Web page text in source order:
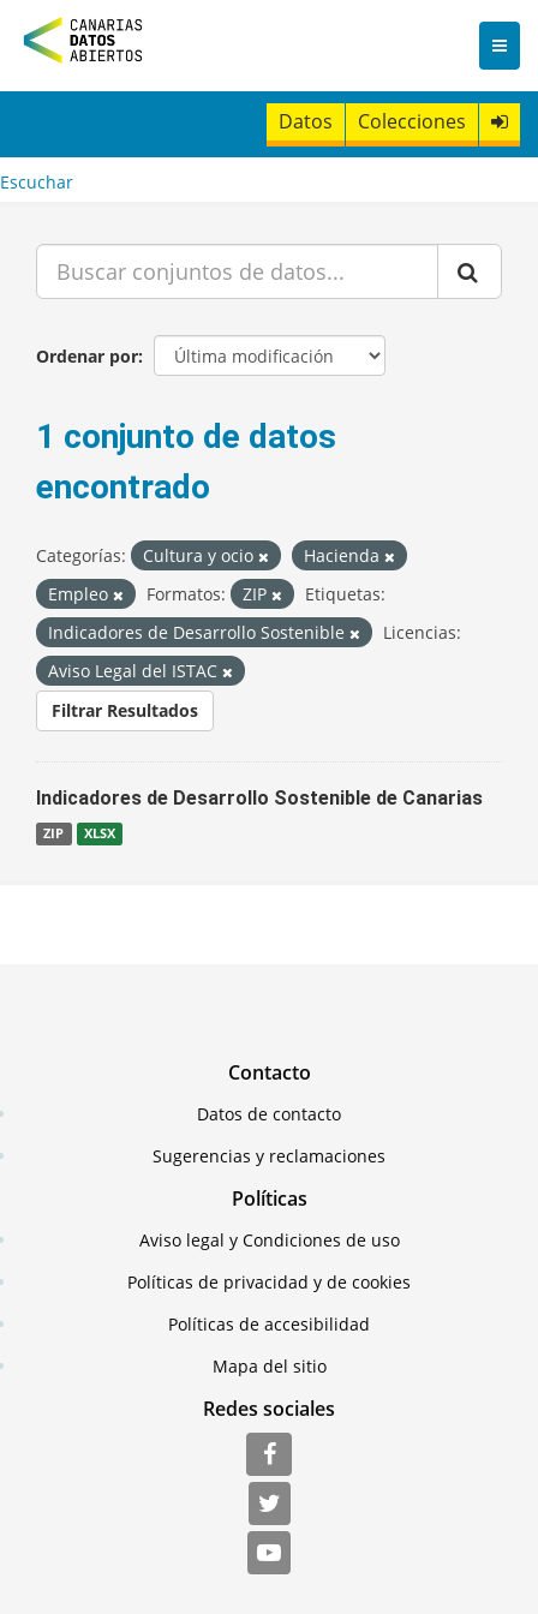
n
t
Datos Colecciones
Escuchar
Ordenar por
1 conjunto de datos
encontrado
Categorías: Cultura y ocio
Hacienda
Empleo
Formatos: ZIP
Etiquetas:
Indicadores de Desarrollo Sostenible
Licencias:
Aviso Legal del ISTAC
Filtrar Resultados
Indicadores de Desarrollo Sostenible de Canarias
ZIP XLSX
Contacto
Datos de contacto
Sugerencias y reclamaciones
Políticas
Aviso legal y Condiciones de uso
Políticas de privacidad y de cookies
Políticas de accesibilidad
Mapa del sitio
Redes sociales